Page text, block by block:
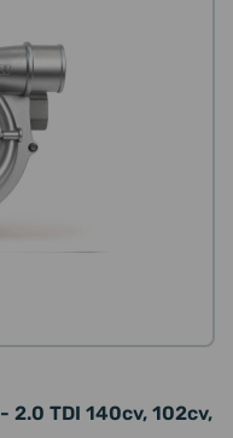
2.0 TDI 140cv, 102cv,